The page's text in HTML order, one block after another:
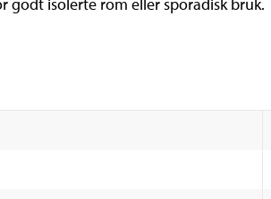
godt isolerte rom eller sporadisk bruk.